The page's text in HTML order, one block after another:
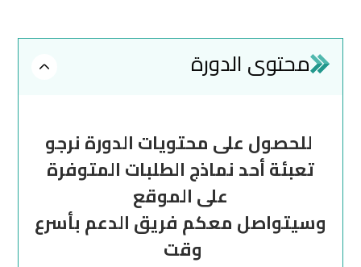
محتوى الدورة
للحصول على محتويات الدورة نرجو
تعبئة أحد نماذج الطلبات المتوفرة
على الموقع
وسيتواصل معكم فريق الدعم بأسرع
وقت